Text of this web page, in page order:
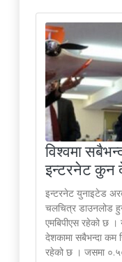
विश्वमा
इन्टरनेट कुन
इन्टरनेट युनाइटेड
चलचित्र डाउनलोड
एमबिपीएस रहेको छ
देशकामा सबैभन्दा कम
रहेको छ । जसमा